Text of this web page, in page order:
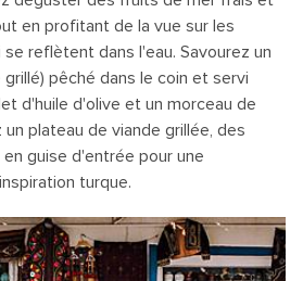
en profitant de la vue sur les
reflètent dans l'eau. Savourez un
pêché dans le coin et servi
d'huile d'olive et un morceau de
plateau de viande grillée, des
guise d'entrée pour une
turque.